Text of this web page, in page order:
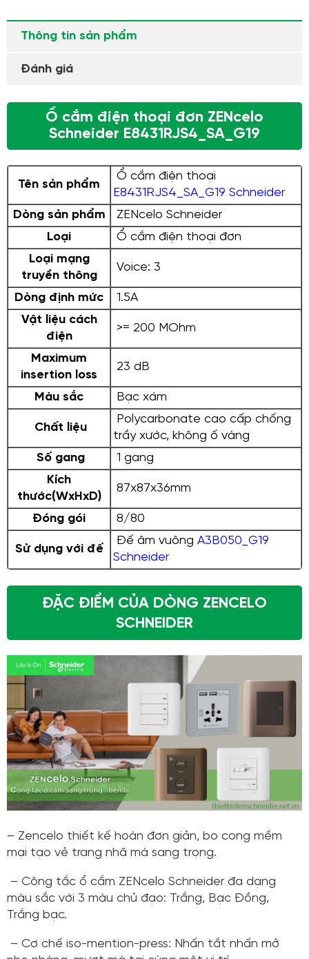
Thông tin sản phẩm
Đánh giá
Ổ cắm điện thoại đơn ZENcelo
Schneider E8431RJS4_SA_G19
Tên sản phẩm
Ổ cắm điện thoại
E8431RJS4_SA_G19 Schneider
Dòng sản phẩm
ZENcelo Schneider
Loại
Ổ cắm điện thoại đơn
Loại mạng
truyền thông
Voice: 3
Dòng định mức
1.5A
Vật liệu cách
điện
>= 200 MOhm
Maximum
insertion loss
23 dB
Màu sắc Bạc xám
Chất liệu
Polycarbonate cao cấp chống
trầy xước, không ố vàng
Số gang
1 gang
Kích
thước(WxHxD)
87x87x36mm
Đóng gói 8/80
Sử dụng với đế
Đế âm vuông A3B050_G19
Schneider
ĐẶC ĐIỂM CỦA DÒNG ZENCELO
SCHNEIDER
– Zencelo thiết kế hoàn đơn giản, bo cong mềm
mại tạo vẻ trang nhã mà sang trọng.
– Công tắc ổ cắm ZENcelo Schneider đa dạng
màu sắc với 3 màu chủ đạo: Trắng, Bạc Đồng,
Trắng bạc.
– Cơ chế iso-mention-press: Nhấn tắt nhấn mở